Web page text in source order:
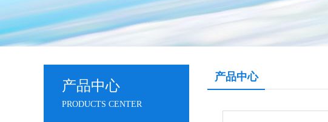
产品中心
PRODUCTS CENTER
产品中心